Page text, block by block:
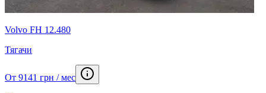
Volvo FH 12.480
Тягачи
От 9141 грн / мес